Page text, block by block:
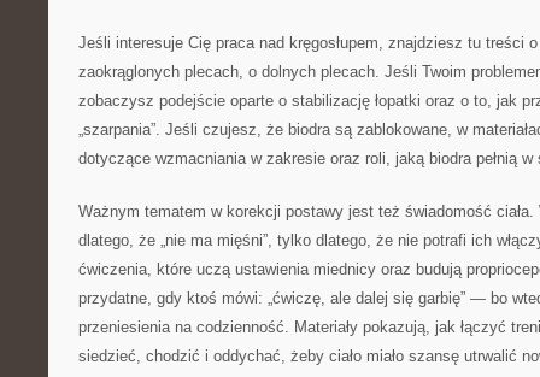
Jeśli interesuje Cię praca nad kręgosłupem, znajdziesz tu treści
zaokrąglonych plecach, o dolnych plecach. Jeśli Twoim
zobaczysz podejście oparte o stabilizację łopatki oraz o to, jak
„szarpania”. Jeśli czujesz, że biodra są zablokowane, w
dotyczące wzmacniania w zakresie oraz roli, jaką biodra pełnią w
Ważnym tematem w korekcji postawy jest też świadomość
dlatego, że „nie ma mięśni”, tylko dlatego, że nie potrafi ich
ćwiczenia, które uczą ustawienia miednicy oraz budują
przydatne, gdy ktoś mówi: „ćwiczę, ale dalej się garbię” — bo
przeniesienia na codzienność. Materiały pokazują, jak łączyć
siedzieć, chodzić i oddychać, żeby ciało miało szansę utrwalić